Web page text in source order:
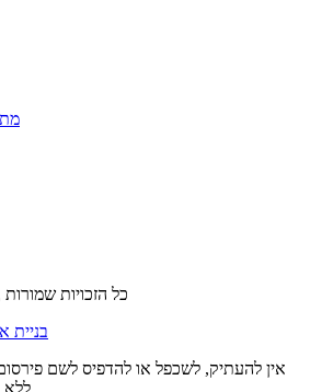
©FoodsDictionary 2026, כל הזכויות שמורות
בניית
אין להעתיק, לשכפל או להדפיס לשם